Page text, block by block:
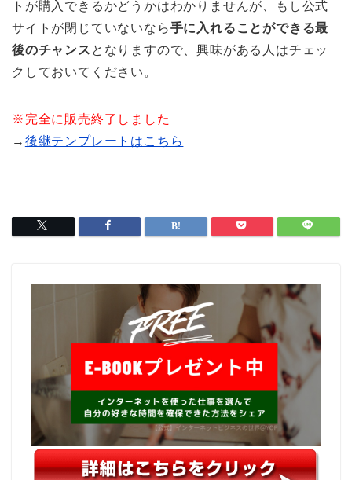
トが購入できるかどうかはわかりませんが、もし公式
サイトが閉じていないなら手に入れることができる最
後のチャンス となりますので、興味がある人はチェッ
クしておいてください。
※完全に販売終了しました
→ 後継テンプレートはこちら